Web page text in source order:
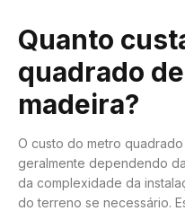
Quanto
quadrado
madeira?
O custo do metro
geralmente dependendo
da complexidade da
do terreno se necessário.